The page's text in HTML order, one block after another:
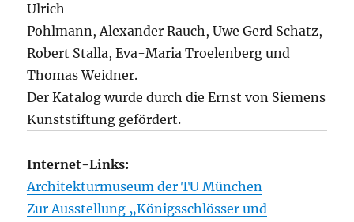
Ulrich
Pohlmann, Alexander Rauch, Uwe Gerd Schatz,
Robert Stalla, Eva-Maria Troelenberg und
Thomas Weidner.
Der Katalog wurde durch die Ernst von Siemens
Kunststiftung gefördert.
Internet-Links:
Architekturmuseum der TU München
Zur Ausstellung „Königsschlösser und